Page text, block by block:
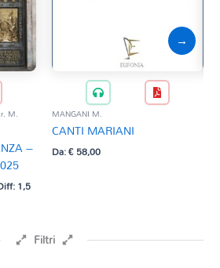
M.
–
1,5
MANGANI M.
CANTI MARIANI
Da:€58,00
→
Filtri